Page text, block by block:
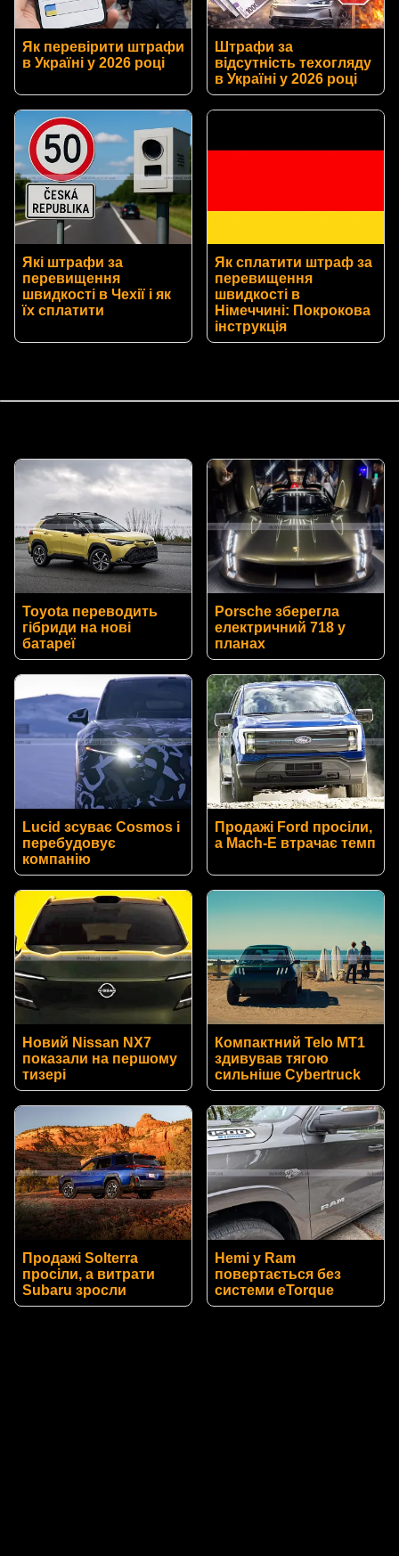
Як перевірити штрафи
в Україні у 2026 році
Штрафи за
відсутність техогляду
в Україні у 2026 році
Які штрафи за
перевищення
швидкості в Чехії і як
їх сплатити
Як сплатити штраф за
перевищення
швидкості в
Німеччині: Покрокова
інструкція
Toyota переводить
гібриди на нові
батареї
Porsche зберегла
електричний 718 у
планах
Lucid зсуває Cosmos і
перебудовує
компанію
Продажі Ford просіли,
а Mach-E втрачає темп
Новий Nissan NX7
показали на першому
тизері
Компактний Telo MT1
здивував тягою
сильніше Cybertruck
Продажі Solterra
просіли, а витрати
Subaru зросли
Hemi у Ram
повертається без
системи eTorque